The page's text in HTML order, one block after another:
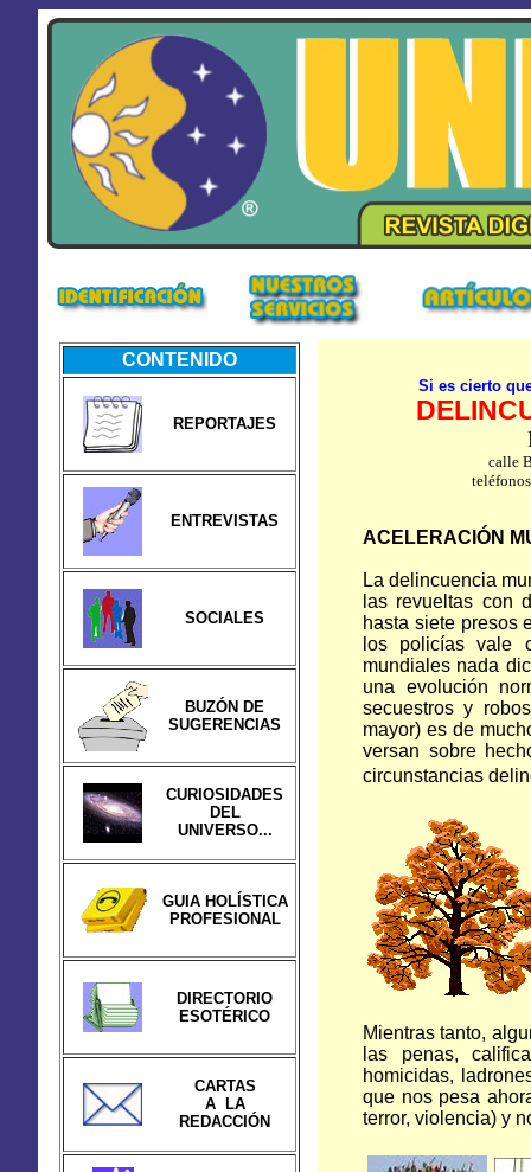
CONTENIDO
REPORTAJES
ENTREVISTAS
SOCIALES
BUZÓN DE
SUGERENCIAS
CURIOSIDADES
DEL
UNIVERSO...
GUIA HOLÍSTICA
PROFESIONAL
DIRECTORIO
ESOTÉRICO
CARTAS
A LA
REDACCIÓN
Si es cierto
calle
ACELERACIÓN
La delincuencia
las revueltas con
hasta siete presos
los policías vale
mundiales nada
una evolución
secuestros y
mayor) es de
versan sobre
circunstancias
Mientras tanto,
las penas,
homicidas,
que nos pesa
terror, violencia) y